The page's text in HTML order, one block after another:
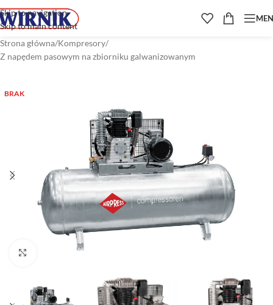
Skip to navigation
Skip to main content
Strona główna/Kompresory/
Z napędem pasowym na zbiorniku galwanizowanym
BRAK
Kliknij aby powiększyć